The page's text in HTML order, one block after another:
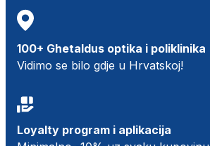
100+ Ghetaldus optika i poliklinika
Vidimo se bilo gdje u Hrvatskoj!
Loyalty program i aplikacija